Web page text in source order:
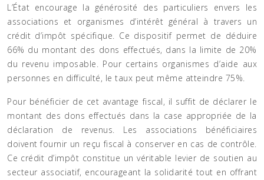
L’État encourage la générosité des particuliers envers les
associations et organismes d’intérêt général à travers un
crédit d’impôt spécifique. Ce dispositif permet de déduire
66% du montant des dons effectués, dans la limite de 20%
du revenu imposable. Pour certains organismes d’aide aux
personnes en difficulté, le taux peut même atteindre 75%.
Pour bénéficier de cet avantage fiscal, il suffit de déclarer le
montant des dons effectués dans la case appropriée de la
déclaration de revenus. Les associations bénéficiaires
doivent fournir un reçu fiscal à conserver en cas de contrôle.
Ce crédit d’impôt constitue un véritable levier de soutien au
secteur associatif, encourageant la solidarité tout en offrant